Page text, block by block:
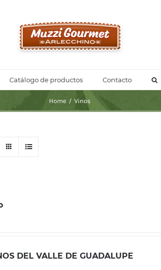
Catálogo de productos Contacto
Home / Vinos
DEL VALLE DE GUADALUPE